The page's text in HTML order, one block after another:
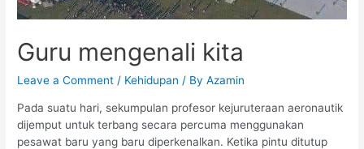
Guru mengenali kita
Leave a Comment / Kehidupan / ByAzamin
Pada suatu hari, sekumpulan profesor kejuruteraan aeronautik
dijemput untuk terbang secara percuma menggunakan
pesawat baru yang baru diperkenalkan. Ketika pintu ditutup